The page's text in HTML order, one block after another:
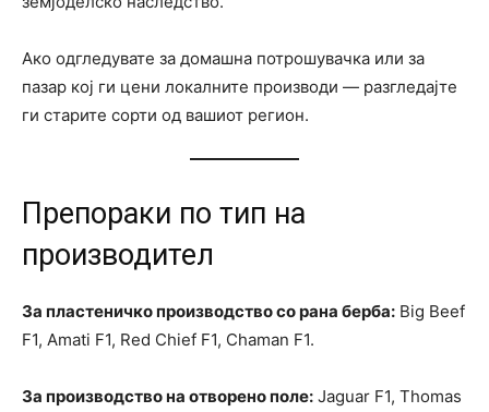
Ако одгледувате за домашна потрошувачка или за
пазар кој ги цени локалните производи — разгледајте
ги старите сорти од вашиот регион.
Препораки по тип на
производител
За пластеничко производство со рана берба: Big Beef
F1, Amati F1, Red Chief F1, Chaman F1.
За производство на отворено поле: Jaguar F1, Thomas